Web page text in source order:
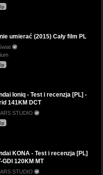
umierać (2015) Cały film PL
Ioniq - Test i recenzja [PL] -
141KM DCT
STUDIO
KONA - Test i recenzja [PL]
GDI 120KM MT
STUDIO